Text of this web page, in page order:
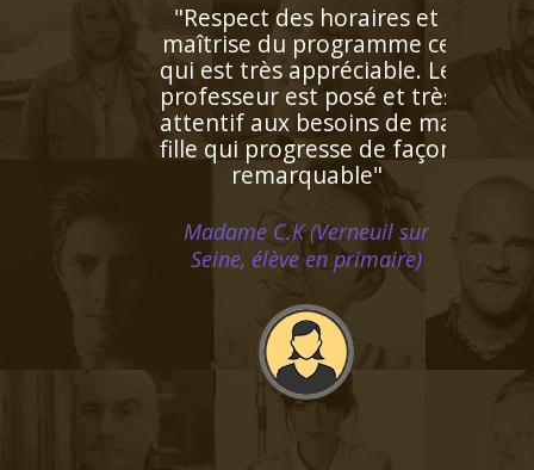
"L’enseignante a détecté
rapidement les difficultés
de ma fille et lui a proposé
un plan de travail
personnalisé ! Ses notes se
sont améliorées au fur et à
mesure. De plus elle est
très gentille et je souhaite
la recommander à d'autres
personnes de mon
entourage"
Monsieur J.K (Rennes, élève en
terminale)